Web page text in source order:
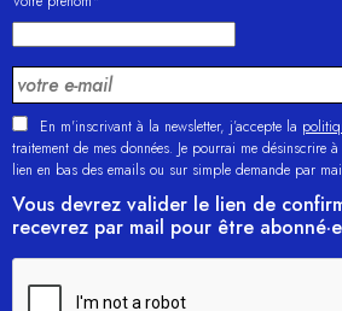
En m'inscrivant à la newsletter, j’accepte la
traitement de mes données. Je pourrai me désinscrire
lien en bas des emails ou sur simple demande par
Vous devrez valider le lien de
recevrez par mail pour être abonné·e